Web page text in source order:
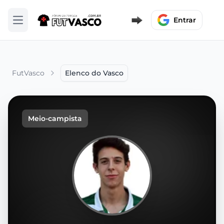
Abrir menu Entrar
FutVasco Elenco do Vasco
Meio-campista